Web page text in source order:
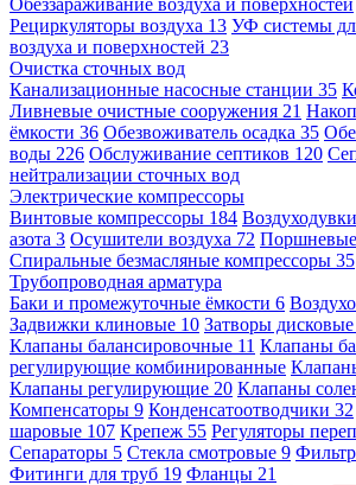
Рециркуляторы воздуха 13 УФ системы
воздуха и поверхностей 23
Очистка сточных вод
Канализационные насосные станции 35
Ливневые очистные сооружения 21
ёмкости 36 Обезвоживатель осадка 35
воды 226 Обслуживание септиков 120
нейтрализации сточных вод
Электрические компрессоры
Винтовые компрессоры 184 Воздуходувки
азота 3 Осушители воздуха 72
Спиральные безмасляные компрессоры 35
Трубопроводная арматура
Баки и промежуточные ёмкости 6
Задвижки клиновые 10 Затворы дисковые
Клапаны балансировочные 11 Клапаны
регулирующие комбинированные
Клапаны регулирующие 20 Клапаны
Компенсаторы 9 Конденсатоотводчики 32
шаровые 107 Крепеж 55 Регуляторы
Сепараторы 5 Стекла смотровые 9
Фитинги для труб 19 Фланцы 21